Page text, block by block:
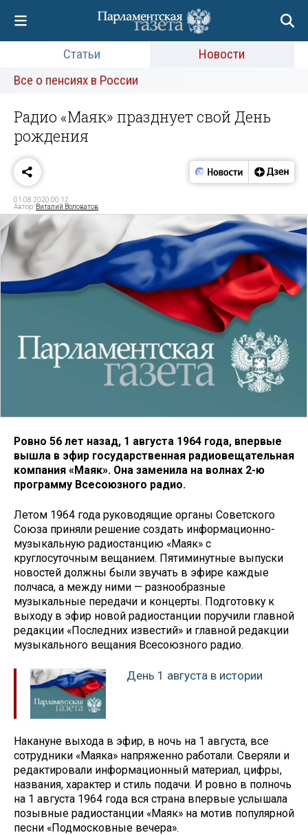
Статьи
Новости
Все о пенсиях в России
Радио «Маяк» празднует свой День
рождения
01.08.2020 00:12
Автор: Виталий Воловатов
Ровно 56 лет назад, 1 августа 1964 года, впервые
вышла в эфир государственная радиовещательная
компания «Маяк». Она заменила на волнах 2-ю
программу Всесоюзного радио.
Летом 1964 года руководящие органы Советского
Союза приняли решение создать информационно-
музыкальную радиостанцию «Маяк» с
круглосуточным вещанием. Пятиминутные выпуски
новостей должны были звучать в эфире каждые
полчаса, а между ними — разнообразные
музыкальные передачи и концерты. Подготовку к
выходу в эфир новой радиостанции поручили главной
редакции «Последних известий» и главной редакции
музыкального вещания Всесоюзного радио.
День 1 августа в истории
Накануне выхода в эфир, в ночь на 1 августа, все
сотрудники «Маяка» напряженно работали. Сверяли и
редактировали информационный материал, цифры,
названия, характер и стиль подачи. И ровно в полночь
на 1 августа 1964 года вся страна впервые услышала
позывные радиостанции «Маяк» на мотив популярной
песни «Подмосковные вечера».